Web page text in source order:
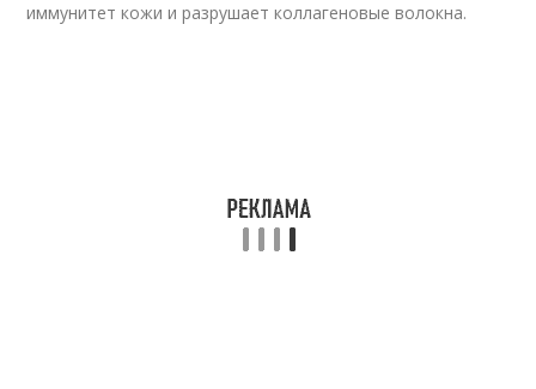
иммунитет кожи и разрушает коллагеновые волокна.